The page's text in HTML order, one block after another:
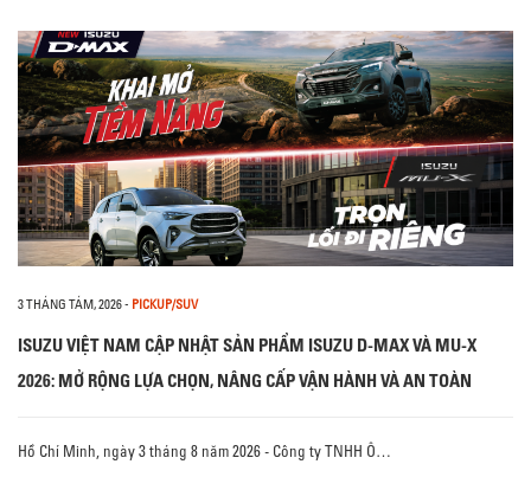
3 THÁNG TÁM, 2026- PICKUP/SUV
ISUZU VIỆT NAM CẬP NHẬT SẢN PHẨM ISUZU D-MAX VÀ MU-X
2026: MỞ RỘNG LỰA CHỌN, NÂNG CẤP VẬN HÀNH VÀ AN TOÀN
Hồ Chí Minh, ngày 3 tháng 8 năm 2026 - Công ty TNHH Ô…